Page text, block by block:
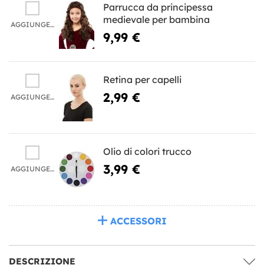
AGGIUNGERE
Parrucca da principessa
medievale per bambina
9,99 €
AGGIUNGERE
Retina per capelli
2,99 €
AGGIUNGERE
Olio di colori trucco
3,99 €
ACCESSORI
DESCRIZIONE